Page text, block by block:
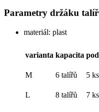
Parametry držáku
materiál: plast
varianta kapacita
M 6 talířů 5 ks
L 8 talířů 7 ks